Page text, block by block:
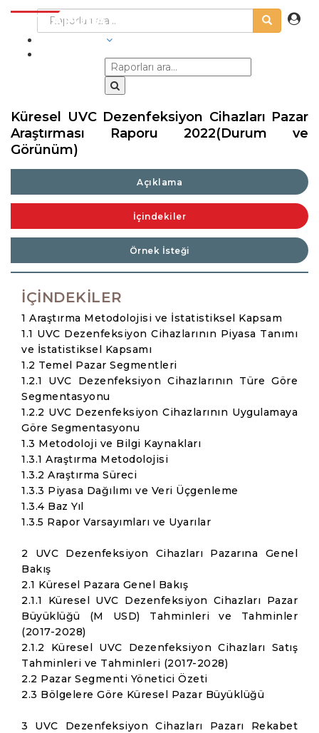
Küresel UVC Dezenfeksiyon Cihazları Pazar
Araştırması Raporu 2022(Durum ve
Görünüm)
Açıklama
İçindekiler
Örnek İsteği
İÇINDEKILER
1 Araştırma Metodolojisi ve İstatistiksel Kapsam
1.1 UVC Dezenfeksiyon Cihazlarının Piyasa Tanımı
ve İstatistiksel Kapsamı
1.2 Temel Pazar Segmentleri
1.2.1 UVC Dezenfeksiyon Cihazlarının Türe Göre
Segmentasyonu
1.2.2 UVC Dezenfeksiyon Cihazlarının Uygulamaya
Göre Segmentasyonu
1.3 Metodoloji ve Bilgi Kaynakları
1.3.1 Araştırma Metodolojisi
1.3.2 Araştırma Süreci
1.3.3 Piyasa Dağılımı ve Veri Üçgenleme
1.3.4 Baz Yıl
1.3.5 Rapor Varsayımları ve Uyarılar
2 UVC Dezenfeksiyon Cihazları Pazarına Genel
Bakış
2.1 Küresel Pazara Genel Bakış
2.1.1 Küresel UVC Dezenfeksiyon Cihazları Pazar
Büyüklüğü (M USD) Tahminleri ve Tahminler
(2017-2028)
2.1.2 Küresel UVC Dezenfeksiyon Cihazları Satış
Tahminleri ve Tahminleri (2017-2028)
2.2 Pazar Segmenti Yönetici Özeti
2.3 Bölgelere Göre Küresel Pazar Büyüklüğü
3 UVC Dezenfeksiyon Cihazları Pazarı Rekabet